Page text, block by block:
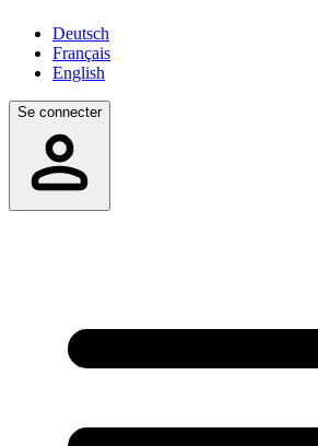
Deutsch
Français
English
Se connecter